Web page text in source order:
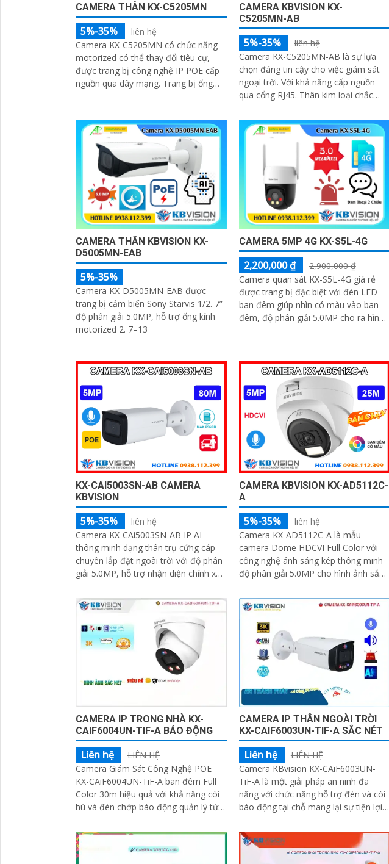
CAMERA THÂN KX-C5205MN
5%-35%
liên hệ
Camera KX-C5205MN có chức năng
motorized có thể thay đổi tiêu cự,
được trang bị công nghệ IP POE cấp
nguồn qua dây mạng. Trang bị ống
CAMERA KBVISION KX-
C5205MN-AB
5%-35%
liên hệ
Camera KX-C5205MN-AB là sự lựa
chọn đáng tin cậy cho việc giám sát
ngoại trời. Với khả năng cấp nguồn
qua cổng RJ45. Thân kim loại chắc
Với độ phân giải 5
CAMERA THÂN KBVISION KX-
D5005MN-EAB
5%-35%
Camera KX-D5005MN-EAB được
trang bị cảm biến Sony Starvis 1/2. 7”
độ phân giải 5.0MP, hỗ trợ ống kính
motorized 2. 7–13
CAMERA 5MP 4G KX-S5L-4G
2,200,000 ₫
2,900,000 ₫
Camera quan sát KX-S5L-4G giá rẻ
được trang bị đặc biệt với đèn LED
ban đêm giúp nhìn có màu vào ban
đêm, độ phân giải 5.0MP cho ra hình
KX-CAI5003SN-AB CAMERA
KBVISION
5%-35%
liên hệ
Camera KX-CAi5003SN-AB IP AI
thông minh dạng thân trụ cứng cáp
chuyên lắp đặt ngoài trời với độ phân
giải 5.0MP, hỗ trợ nhận diện chính xác
quả giám sát.
CAMERA KBVISION KX-AD5112C-
A
5%-35%
liên hệ
Camera KX-AD5112C-A là mẫu
camera Dome HDCVI Full Color với
công nghệ ánh sáng kép thông minh
độ phân giải 5.0MP cho hình ảnh sắc
CAMERA IP TRONG NHÀ KX-
CAIF6004UN-TIF-A BÁO ĐỘNG
Liên hệ
LIÊN HỆ
Camera Giám Sát Công Nghệ POE
KX-CAiF6004UN-TiF-A ban đêm Full
Color 30m hiệu quả với khả năng còi
hú và đèn chớp báo động quản lý từ
gia đình, cửa hàng
CAMERA IP THÂN NGOÀI TRỜI
KX-CAIF6003UN-TIF-A SẮC NÉT
Liên hệ
LIÊN HỆ
Camera KBvision KX-CAiF6003UN-
TiF-A là một giải pháp an ninh đa
năng với chức năng hỗ trợ đèn và còi
báo động tại chỗ mang lại sự tiện lợi
nghệ...